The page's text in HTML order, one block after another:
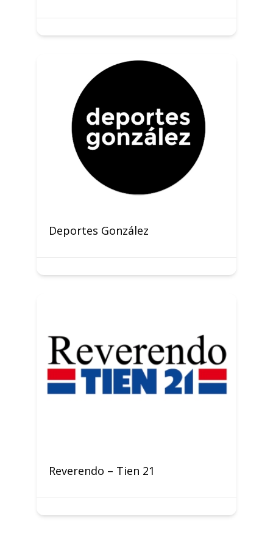
Deportes González
Reverendo – Tien 21